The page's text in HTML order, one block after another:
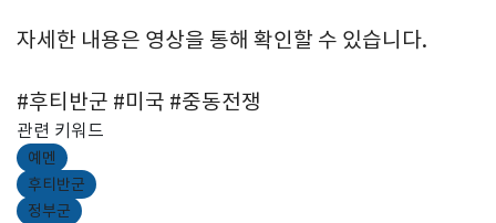
자세한 내용은 영상을 통해 확인할 수 있습니다.
#후티반군 #미국 #중동전쟁
관련 키워드
예멘
후티반군
정부군